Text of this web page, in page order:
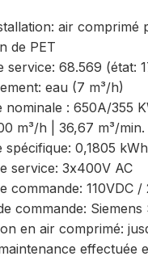
air comprimé
de PET
service: 68.569 (état:
eau (7 m³/h)
nominale : 650A/355
m³/h | 36,67 m³/min.
spécifique: 0,1805
service: 3x400V AC
commande: 110VDC /
commande: Siemens
en air comprimé:
effectuée